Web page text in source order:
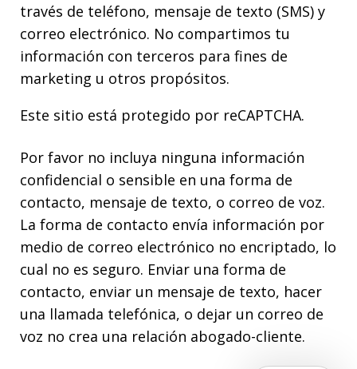
través de teléfono, mensaje de texto (SMS) y
correo electrónico. No compartimos tu
información con terceros para fines de
marketing u otros propósitos.
Este sitio está protegido por reCAPTCHA.
Por favor no incluya ninguna información
confidencial o sensible en una forma de
contacto, mensaje de texto, o correo de voz.
La forma de contacto envía información por
medio de correo electrónico no encriptado, lo
cual no es seguro. Enviar una forma de
contacto, enviar un mensaje de texto, hacer
una llamada telefónica, o dejar un correo de
voz no crea una relación abogado-cliente.